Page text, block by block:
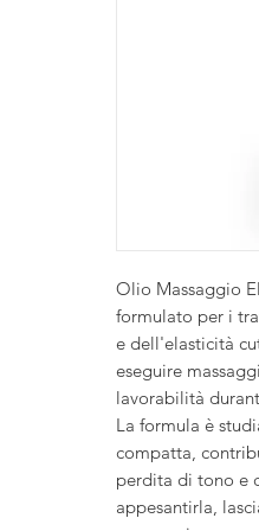
Olio Massaggio
formulato per i
e dell'elasticità
eseguire
lavorabilità
La formula è
compatta,
perdita di tono e
appesantirla,